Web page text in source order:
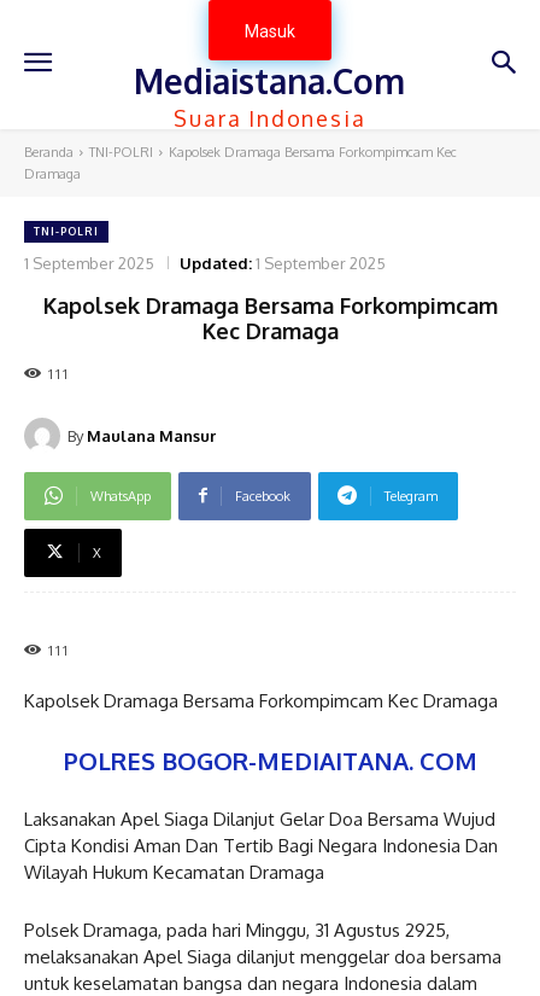
Masuk
Mediaistana.Com
Suara Indonesia
Beranda TNI-POLRI
Kapolsek Dramaga Bersama Forkompimcam Kec
Dramaga
TNI-POLRI
1 September 2025 Updated:1 September 2025
Kapolsek Dramaga Bersama Forkompimcam
Kec Dramaga
111
By Maulana Mansur
WhatsApp Facebook Telegram
X
111
Kapolsek Dramaga Bersama Forkompimcam Kec Dramaga
POLRES BOGOR-MEDIAITANA. COM
Laksanakan Apel Siaga Dilanjut Gelar Doa Bersama Wujud
Cipta Kondisi Aman Dan Tertib Bagi Negara Indonesia Dan
Wilayah Hukum Kecamatan Dramaga
Polsek Dramaga, pada hari Minggu, 31 Agustus 2925,
melaksanakan Apel Siaga dilanjut menggelar doa bersama
untuk keselamatan bangsa dan negara Indonesia dalam